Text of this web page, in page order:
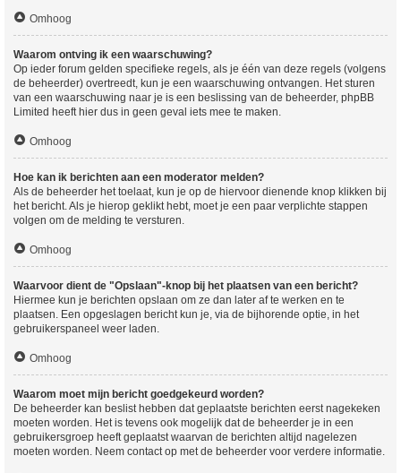
Omhoog
Waarom ontving ik een waarschuwing?
Op ieder forum gelden specifieke regels, als je één van deze regels (volgens
de beheerder) overtreedt, kun je een waarschuwing ontvangen. Het sturen
van een waarschuwing naar je is een beslissing van de beheerder, phpBB
Limited heeft hier dus in geen geval iets mee te maken.
Omhoog
Hoe kan ik berichten aan een moderator melden?
Als de beheerder het toelaat, kun je op de hiervoor dienende knop klikken bij
het bericht. Als je hierop geklikt hebt, moet je een paar verplichte stappen
volgen om de melding te versturen.
Omhoog
Waarvoor dient de "Opslaan"-knop bij het plaatsen van een bericht?
Hiermee kun je berichten opslaan om ze dan later af te werken en te
plaatsen. Een opgeslagen bericht kun je, via de bijhorende optie, in het
gebruikerspaneel weer laden.
Omhoog
Waarom moet mijn bericht goedgekeurd worden?
De beheerder kan beslist hebben dat geplaatste berichten eerst nagekeken
moeten worden. Het is tevens ook mogelijk dat de beheerder je in een
gebruikersgroep heeft geplaatst waarvan de berichten altijd nagelezen
moeten worden. Neem contact op met de beheerder voor verdere informatie.